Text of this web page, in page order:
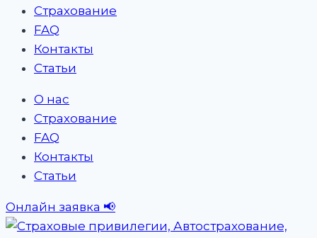
Страхование
FAQ
Контакты
Статьи
О нас
Страхование
FAQ
Контакты
Статьи
Онлайн заявка 📢